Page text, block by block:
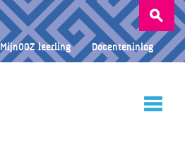
Zoeken
naar:
MijnOOZ leerling Docenteninlog